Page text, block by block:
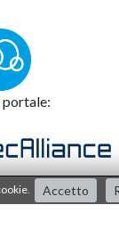
Accetto